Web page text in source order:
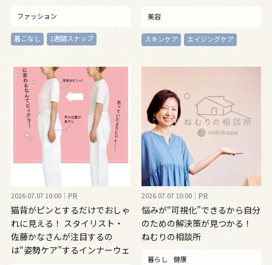
春 さん～
ファッション
着こなし 1週間スナップ
美容
スキンケア エイジングケア
2026.07.07 10:00 PR
猫背がピンとするだけでおしゃ
れに見える！ スタイリスト・
佐藤かなさんが注目するの
は“姿勢ケア”するインナーウェ
2026.07.07 10:00 PR
悩みが“可視化”できるから自分
のための解決策が見つかる！
ねむりの相談所
暮らし 健康